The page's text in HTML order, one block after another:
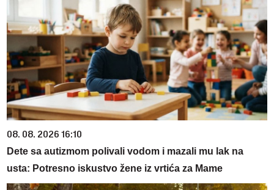
08. 08. 2026 16:10
Dete sa autizmom polivali vodom i mazali mu lak na
usta: Potresno iskustvo žene iz vrtića za Mame